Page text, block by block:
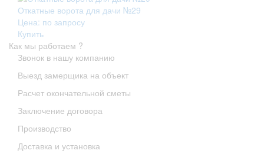
Откатные ворота для дачи №29
Цена: по запросу
Купить
Как мы работаем ?
Звонок в нашу компанию
Выезд замерщика на объект
Расчет окончательной сметы
Заключение договора
Производство
Доставка и установка